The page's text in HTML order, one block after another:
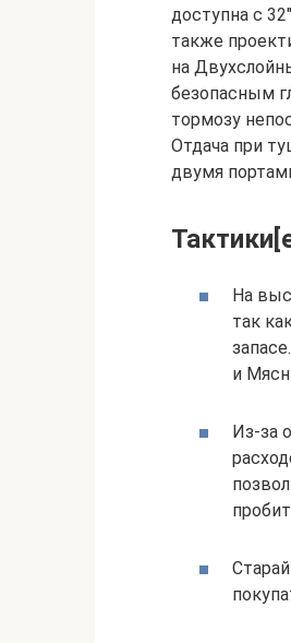
доступна с
также
на
безопасным
тормозу
Отдача при
двумя
На
так
и
Из-за